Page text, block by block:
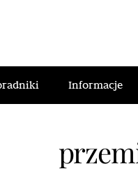
Informacje